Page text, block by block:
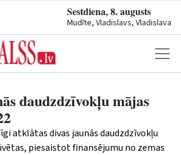
Sestdiena, 8. augusts
Mudīte, Vladislavs, Vladislava
daudzdzīvokļu mājas
atklātas divas jaunās daudzdzīvokļu
piesaistot finansējumu no zemas